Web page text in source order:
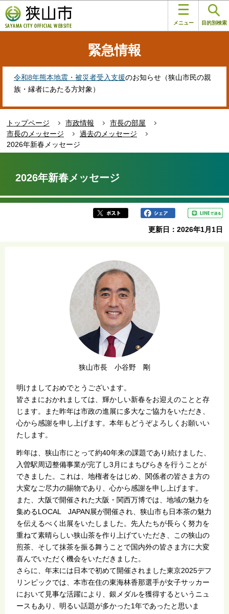
の
ペ
す
メニュー 目的別検索
緊急情報
令和8年熊本地震・被災者受入支援のお知らせ（狭山市民の親
族・縁者にあたる方対象）
トップページ 市政情報
市長の部屋
市長のメッセージ
過去のメッセージ
2026年新春メッセージ
か
2026年新春メッセージ
更新日：2026年1月1日
狭山市長 小谷野 剛
明けましておめでとうございます。
皆さまにおかれましては、輝かしい新春をお迎えのことと存
じます。また昨年は市政の進展に多大なご協力をいただき、
心から感謝を申し上げます。本年もどうぞよろしくお願いい
たします。
昨年は、狭山市にとって約40年来の課題であり続けました、
入曽駅周辺整備事業が完了し3月にまちびらきを行うことが
できました。これは、地権者をはじめ、関係者の皆さま方の
大変なご尽力の賜物であり、心から感謝を申し上げます。
また、大阪で開催された大阪・関西万博では、地域の魅力を
集めるLOCAL JAPAN展が開催され、狭山市も日本茶の魅力
を伝えるべく出展をいたしました。先人たちが長らく努力を
重ねて素晴らしい狭山茶を作り上げていただき、この狭山の
煎茶、そして抹茶を振る舞うことで国内外の皆さま方に大変
喜んでいただく機会をいただきました。
さらに、年末には日本で初めて開催されました東京2025デフ
リンピックでは、本市在住の東海林香那選手が女子サッカー
において見事な活躍により、銀メダルを獲得するというニュ
ースもあり、明るい話題が多かった1年であったと思いま